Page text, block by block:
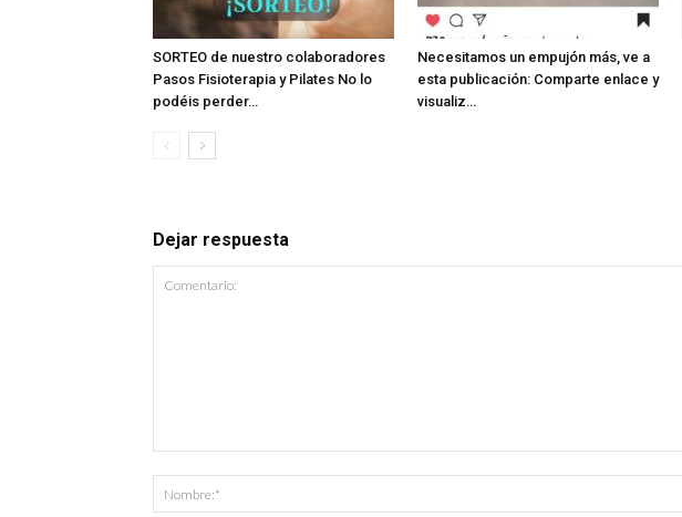
SORTEO de nuestro colaboradores
Pasos Fisioterapia y Pilates No lo
podéis perder…
Necesitamos un empujón más, ve a
esta publicación: Comparte enlace y
visualiz…
Dejar respuesta